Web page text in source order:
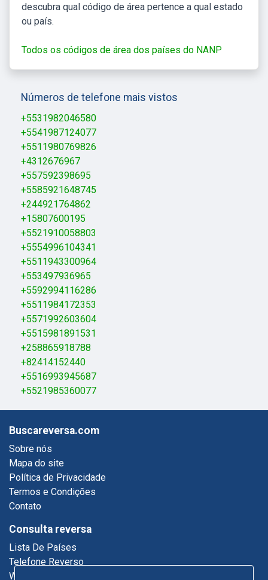
descubra qual código de área pertence a qual estado
ou país.
Todos os códigos de área dos países do NANP
Números de telefone mais vistos
+5531982046580
+5541987124077
+5511980769826
+4312676967
+557592398695
+5585921648745
+244921764862
+15807600195
+5521910058803
+5554996104341
+5511943300964
+553497936965
+5592994116286
+5511984172353
+5571992603604
+5515981891531
+258865918788
+82414152440
+5516993945687
+5521985360077
Buscareversa.com
Sobre nós
Mapa do site
Política de Privacidade
Termos e Condições
Contato
Consulta reversa
Lista De Países
Telefone Reverso
Who Called Me